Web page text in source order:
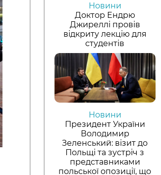
Новини
Доктор Ендрю
Джиреллі провів
відкриту лекцію для
студентів
Новини
Президент України
Володимир
Зеленський: візит до
Польщі та зустріч з
представниками
польської опозиції, що